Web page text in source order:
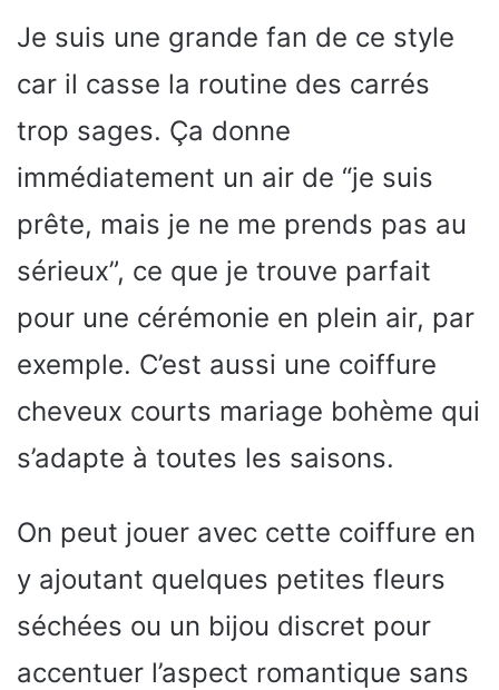
Je suis une grande fan de ce style
car il casse la routine des carrés
trop sages. Ça donne
immédiatement un air de “je suis
prête, mais je ne me prends pas au
sérieux”, ce que je trouve parfait
pour une cérémonie en plein air, par
exemple. C’est aussi une coiffure
cheveux courts mariage bohème qui
s’adapte à toutes les saisons.
On peut jouer avec cette coiffure en
y ajoutant quelques petites fleurs
séchées ou un bijou discret pour
accentuer l’aspect romantique sans